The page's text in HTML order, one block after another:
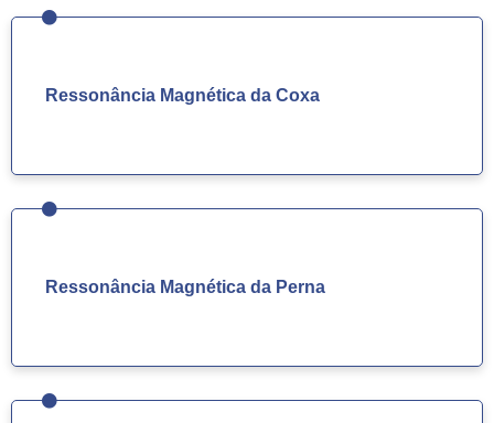
Ressonância Magnética da Coxa
Ressonância Magnética da Perna